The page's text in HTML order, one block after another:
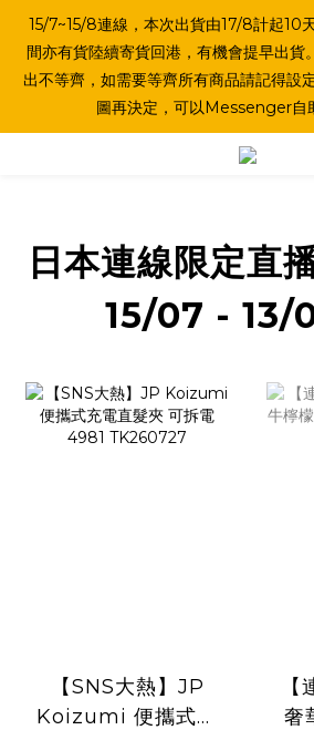
15/7~15/8連線，本次出貨由17/8計起10
間亦有貨陸續寄貨回港，有機會提早出貨
出不等齊，如需要等齊所有商品請記得設
圖再決定，可以Messenger自
日本連線限定直
15/07 - 13/
【SNS大熱】JP
Koizumi 便攜式充
奢